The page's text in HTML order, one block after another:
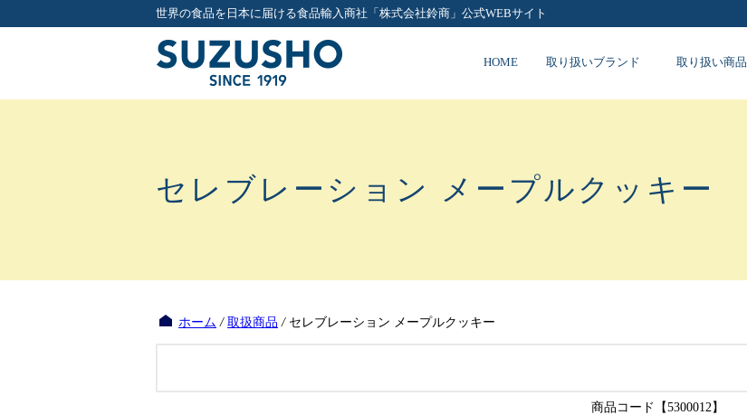
世界の食品を日本に届ける食品輸入商社「株式会社鈴商」公式WEBサイト
HOME 取り扱いブランド 取り扱い商品
セレブレーション メープルクッキー
ホーム / 取扱商品 / セレブレーション メープルクッキー
商品コード【5300012】